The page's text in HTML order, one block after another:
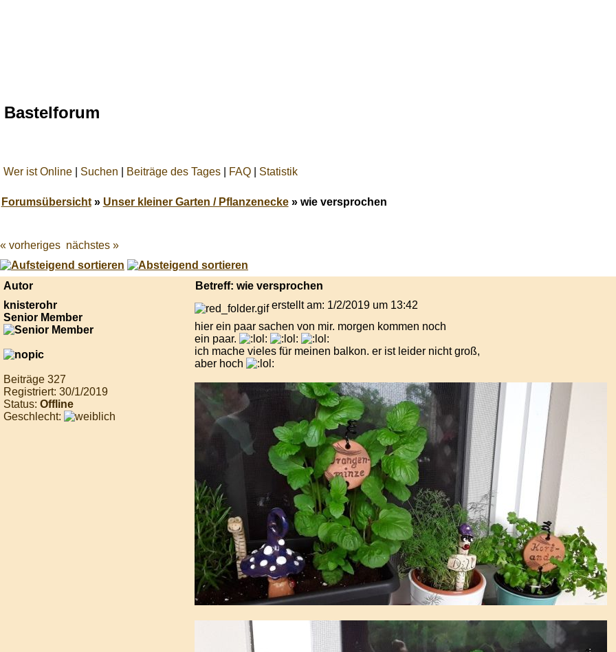
Bastelforum
Wer ist Online Suchen Beiträge des Tages FAQ Statistik
Forumsübersicht» Unser kleiner Garten / Pflanzenecke» wie versprochen
Best
online
live
casino
« vorheriges nächstes »
Autor
Betreff: wie versprochen
knisterohr
Senior Member
Beiträge 327
Registriert: 30/1/2019
Status: Offline
Geschlecht:
erstellt am: 1/2/2019 um 13:42
hier ein paar sachen von mir. morgen kommen noch
ein paar.
ich mache vieles für meinen balkon. er ist leider nicht groß,
aber hoch